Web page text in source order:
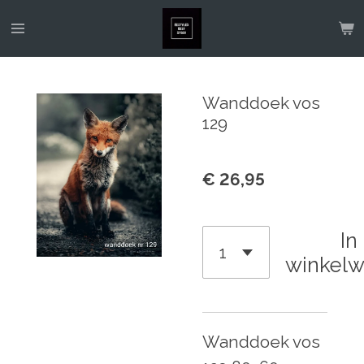
Ga
hoofdinhoud
Wanddoek vos
129
€ 26,95
In
Wanddoek vos